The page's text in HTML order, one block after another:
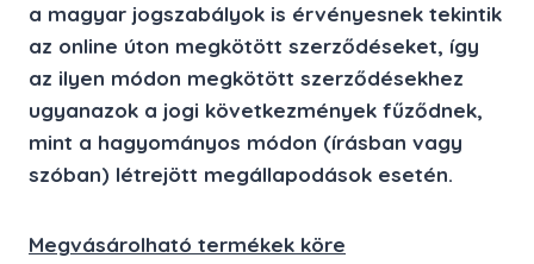
a magyar jogszabályok is érvényesnek tekintik
az online úton megkötött szerződéseket, így
az ilyen módon megkötött szerződésekhez
ugyanazok a jogi következmények fűződnek,
mint a hagyományos módon (írásban vagy
szóban) létrejött megállapodások esetén.
Megvásárolható termékek köre